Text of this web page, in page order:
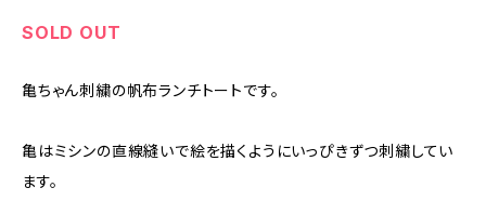
SOLD OUT
亀ちゃん刺繍の帆布ランチトートです。
亀はミシンの直線縫いで絵を描くようにいっぴきずつ刺繍してい
ます。